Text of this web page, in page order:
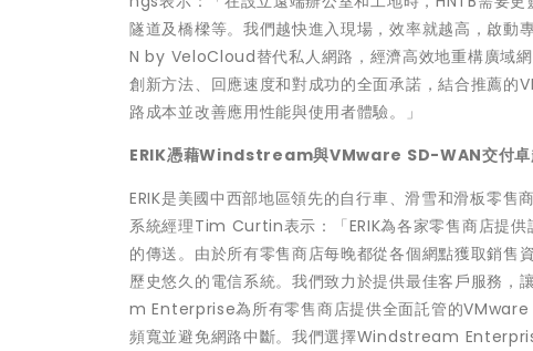
隧道及橋樑等。我們越快進入現場，效率就越高，啟
N by VeloCloud替代私人網路，經濟高效地重構廣域
創新方法、回應速度和對成功的全面承諾，結合推薦
路成本並改善應用性能與使用者體驗。」
ERIK憑藉Windstream與VMware SD-WAN交付卓
ERIK是美國中西部地區領先的自行車、滑雪和滑板零售
系統經理Tim Curtin表示：「ERIK為各家零售商店提
的傳送。由於所有零售商店每晚都從各個網點獲取銷售
歷史悠久的電信系統。我們致力於提供最佳客戶服務
m Enterprise為所有零售商店提供全面託管的VMware
頻寬並避免網路中斷。我們選擇Windstream